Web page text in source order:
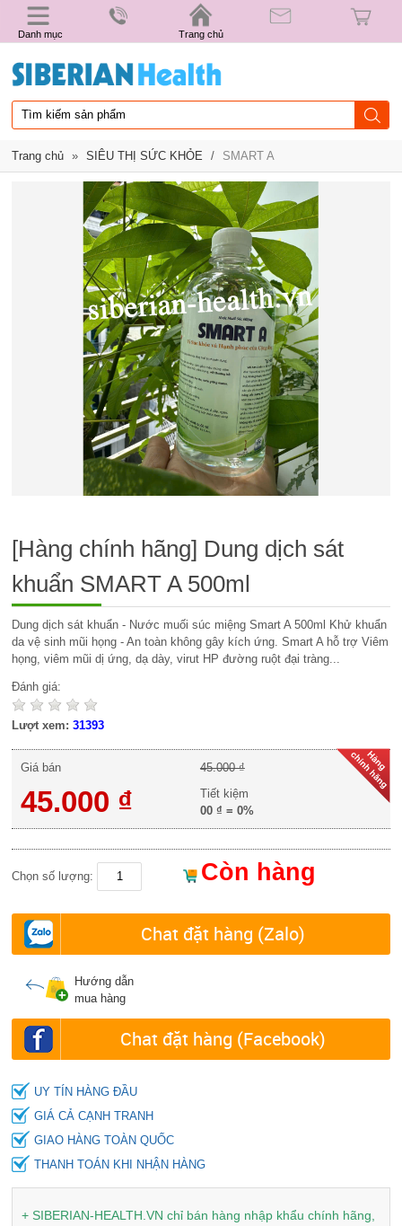
Danh mục Trang chủ
Trang chủ » SIÊU THỊ SỨC KHỎE / SMART A
[Hàng chính hãng] Dung dịch sát
khuẩn SMART A 500ml
Dung dịch sát khuẩn - Nước muối súc miệng Smart A 500ml Khử khuẩn
da vệ sinh mũi họng - An toàn không gây kích ứng. Smart A hỗ trợ Viêm
họng, viêm mũi dị ứng, dạ dày, virut HP đường ruột đại tràng...
Đánh giá:
Lượt xem:31393
Giá bán
45.000 ₫
45.000 ₫
Tiết kiệm
00 ₫ = 0%
Chọn số lượng: Còn hàng
Chat đặt hàng (Zalo)
Hướng dẫn
mua hàng
Chat đặt hàng (Facebook)
UY TÍN HÀNG ĐẦU
GIÁ CẢ CẠNH TRANH
GIAO HÀNG TOÀN QUỐC
THANH TOÁN KHI NHẬN HÀNG
+ SIBERIAN-HEALTH.VN chỉ bán hàng nhập khẩu chính hãng,